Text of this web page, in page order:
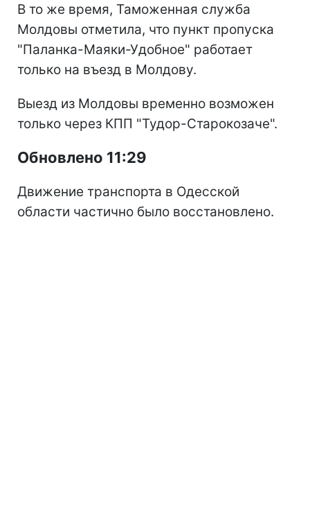
В то же время, Таможенная служба
Молдовы отметила, что пункт пропуска
"Паланка-Маяки-Удобное" работает
только на въезд в Молдову.
Выезд из Молдовы временно возможен
только через КПП "Тудор-Старокозаче".
Обновлено 11:29
Движение транспорта в Одесской
области частично было восстановлено.